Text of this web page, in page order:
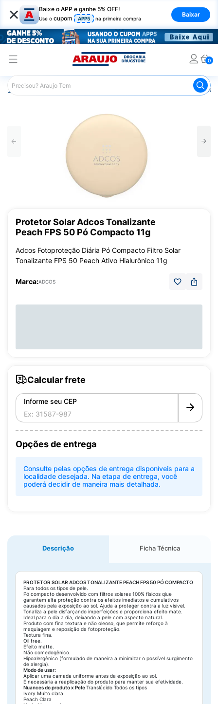
× Baixe o APP e ganhe 5% OFF!
Use o cupom APP5 na primeira compra
Baixar
0
Araujo Dermocosméticos
Protetor Solar Adcos Tonalizante
Peach FPS 50 Pó Compacto 11g
Adcos Fotoproteção Diária Pó Compacto Filtro Solar
Tonalizante FPS 50 Peach Ativo Hialurônico 11g
Marca:ADCOS
Calcular frete
Informe seu CEP
Opções de entrega
Consulte pelas opções de entrega disponíveis para a
localidade desejada. Na etapa de entrega, você
poderá decidir de maneira mais detalhada.
Descrição Ficha Técnica
PROTETOR SOLAR ADCOS TONALIZANTE PEACH FPS 50 PÓ COMPACTO
Para todos os tipos de pele.
Pó compacto desenvolvido com filtros solares 100% físicos qiue
garantem alta proteção contra os efeitos imediatos e cumulativos
causados pela exposição ao sol. Ajuda a proteger contra a luz visível.
Tonaliza a pele disfarçando imperfeições e proporciona efeito mate.
Ideal para o dia a dia, deixando a pele com aspecto natural.
Produto com fina textura e não oleoso, que permite reforço à
maquiagem e reposição da fotoproteção.
Textura fina.
Oil free.
Efeito matte.
Não comedogênico.
Hipoalergênico (formulado de maneira a minimizar o possível surgimento
de alergia).
Modo de usar:
Aplicar uma camada uniforme antes da exposição ao sol.
É necessária a reaplicação do produto para manter sua efetividade.
Nuances do produto x PeleTranslúcido Todos os tipos
Ivory Muito clara
Peach Clara